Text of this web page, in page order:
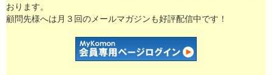
おります。
顧問先様へは月３回のメールマガジンも好評配信中です！